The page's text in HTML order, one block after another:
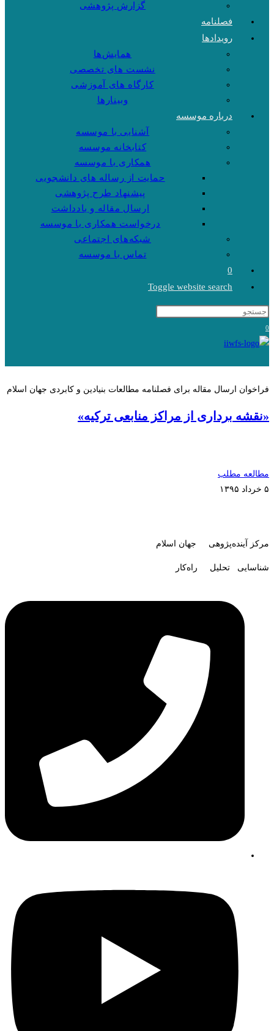
گزارش پژوهشی
فصلنامه
رویدادها
همایش‌ها
نشست های تخصصی
کارگاه های آموزشی
وبینارها
درباره موسسه
آشنایی با موسسه
کتابخانه موسسه
همکاری با موسسه
حمایت از رساله های دانشجویی
پیشنهاد طرح پژوهشی
ارسال مقاله و یادداشت
درخواست همکاری با موسسه
شبکه‌های اجتماعی
تماس با موسسه
0
Toggle website search
0
فراخوان ارسال مقاله برای فصلنامه مطالعات بنیادین و کابردی جهان اسلام
«نقشه برداری از مراکز منابعی ترکیه»
مطالعه مطلب
۵ خرداد ۱۳۹۵
مرکز آینده‌پژوهی جهان اسلام
شناسایی تحلیل راه‌کار